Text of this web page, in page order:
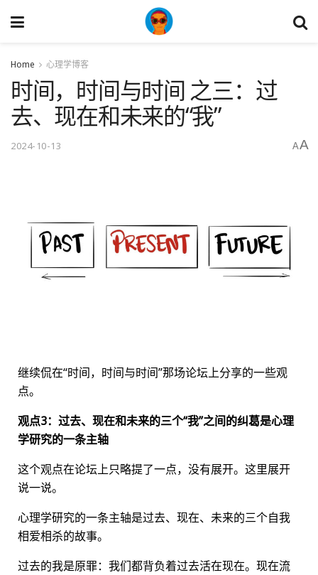
Home 心理学博客
时间，时间与时间 之三：过
去、现在和未来的“我”
2024-10-13 AA
继续侃在“时间，时间与时间”那场论坛上分享的一些观
点。
观点3：过去、现在和未来的三个“我”之间的纠葛是心理
学研究的一条主轴
这个观点在论坛上只略提了一点，没有展开。这里展开
说一说。
心理学研究的一条主轴是过去、现在、未来的三个自我
相爱相杀的故事。
过去的我是原罪：我们都背负着过去活在现在。现在流